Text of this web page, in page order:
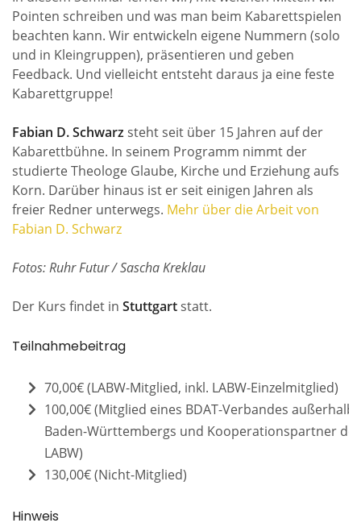
Pointen schreiben und was man beim Kabarettspielen
beachten kann. Wir entwickeln eigene Nummern (solo
und in Kleingruppen), präsentieren und geben
Feedback. Und vielleicht entsteht daraus ja eine feste
Kabarettgruppe!
Fabian D. Schwarz steht seit über 15 Jahren auf der
Kabarettbühne. In seinem Programm nimmt der
studierte Theologe Glaube, Kirche und Erziehung aufs
Korn. Darüber hinaus ist er seit einigen Jahren als
freier Redner unterwegs. Mehr über die Arbeit von
Fabian D. Schwarz
Fotos: Ruhr Futur / Sascha Kreklau
Der Kurs findet in Stuttgart statt.
Teilnahmebeitrag
70,00€ (LABW-Mitglied, inkl. LABW-Einzelmitglied)
100,00€ (Mitglied eines BDAT-Verbandes außerhalb
Baden-Württembergs und Kooperationspartner des
LABW)
130,00€ (Nicht-Mitglied)
Hinweis